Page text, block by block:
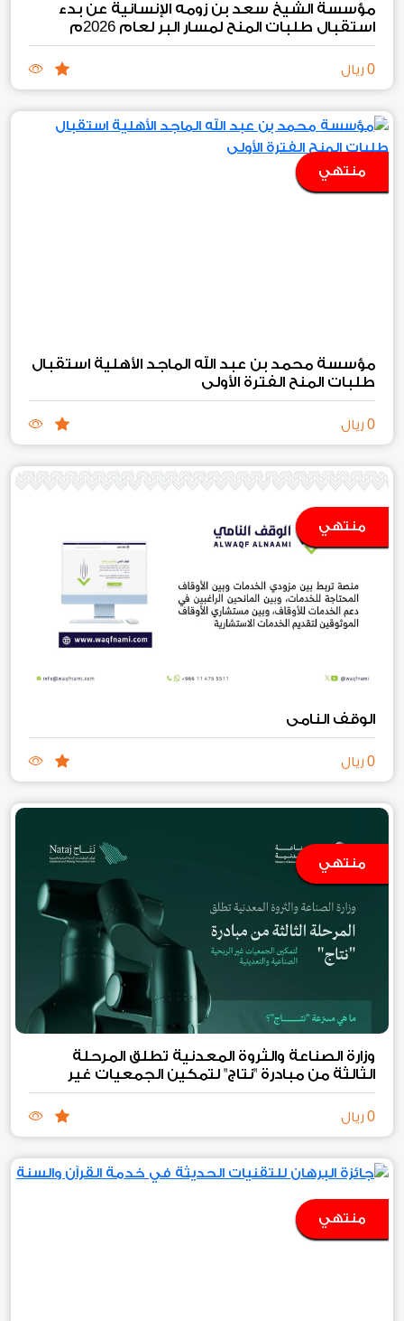
مؤسسة الشيخ سعد بن زومه الإنسانية عن بدء
استقبال طلبات المنح لمسار البر لعام 2026م
0 ريال
منتهي
مؤسسة محمد بن عبد الله الماجد الأهلية استقبال
طلبات المنح الفترة الأولى
0 ريال
منتهي
الوقف النامي
0 ريال
منتهي
وزارة الصناعة والثروة المعدنية تطلق المرحلة
الثالثة من مبادرة "نتاج" لتمكين الجمعيات غير
الربحية الصناعية والتعدينية
0 ريال
منتهي